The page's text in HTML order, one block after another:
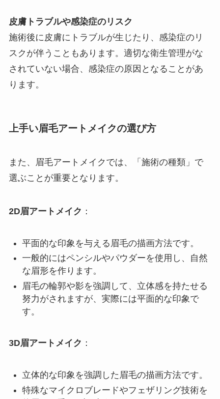
皮膚トラブルや感染症のリスク
施術後に皮膚にトラブルが生じたり、感染症のリ
スクが伴うこともあります。適切な衛生管理がな
されていない場合、感染症の原因となることがあ
ります。
上手い眉毛アートメイクの選び方
また、眉毛アートメイクでは、「施術の種類」で
選ぶことが重要となります。
2D眉アートメイク ：
平面的な印象を与える眉毛の描画方法です。
一般的にはペンシルやパウダーを使用し、自然
な眉形を作ります。
眉毛の輪郭や影を強調して、立体感を持たせる
努力がされますが、実際には平面的な印象で
す。
3D眉アートメイク ：
立体的な印象を強調した眉毛の描画方法です。
特殊なマイクロブレードやフェザリング技術を